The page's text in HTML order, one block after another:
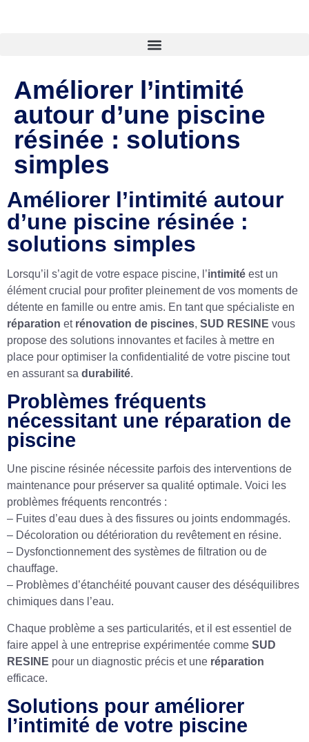
Améliorer l’intimité
autour d’une piscine
résinée : solutions
simples
Améliorer l’intimité autour
d’une piscine résinée :
solutions simples
Lorsqu’il s’agit de votre espace piscine, l’intimité est un
élément crucial pour profiter pleinement de vos moments de
détente en famille ou entre amis. En tant que spécialiste en
réparation et rénovation de piscines, SUD RESINE vous
propose des solutions innovantes et faciles à mettre en
place pour optimiser la confidentialité de votre piscine tout
en assurant sa durabilité.
Problèmes fréquents
nécessitant une réparation de
piscine
Une piscine résinée nécessite parfois des interventions de
maintenance pour préserver sa qualité optimale. Voici les
problèmes fréquents rencontrés :
– Fuites d’eau dues à des fissures ou joints endommagés.
– Décoloration ou détérioration du revêtement en résine.
– Dysfonctionnement des systèmes de filtration ou de
chauffage.
– Problèmes d’étanchéité pouvant causer des déséquilibres
chimiques dans l’eau.
Chaque problème a ses particularités, et il est essentiel de
faire appel à une entreprise expérimentée comme SUD
RESINE pour un diagnostic précis et une réparation
efficace.
Solutions pour améliorer
l’intimité de votre piscine